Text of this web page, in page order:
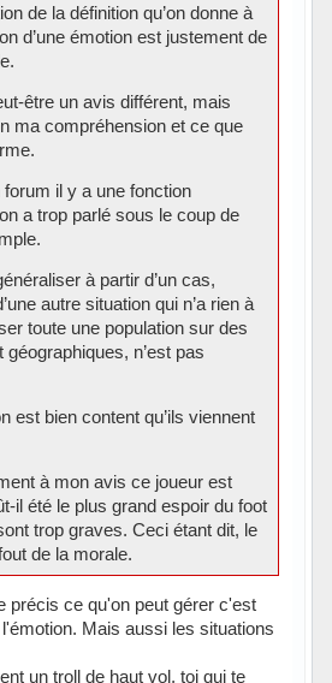
de la définition qu’on donne à
d’une émotion est justement de
être un avis différent, mais
ma compréhension et ce que
il y a une fonction
a trop parlé sous le coup de
à partir d’un cas,
autre situation qui n’a rien à
toute une population sur des
n’est pas
est bien content qu’ils viennent
à mon avis ce joueur est
il été le plus grand espoir du foot
trop graves. Ceci étant dit, le
de la morale.
précis ce qu'on peut gérer c'est
Mais aussi les situations
un troll de haut vol, toi qui te